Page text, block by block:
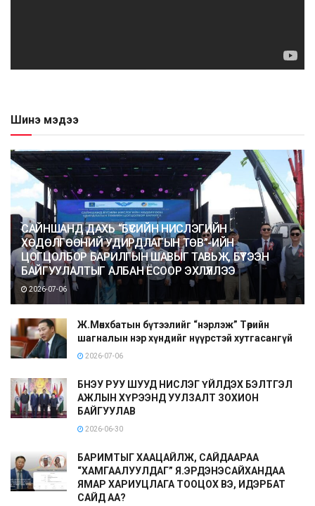
Шинэ мэдээ
САЙНШАНД ДАХЬ “БҮСИЙН НИСЛЭГИЙН
ХӨДӨЛГӨӨНИЙ УДИРДЛАГЫН ТӨВ”-ИЙН
ЦОГЦОЛБОР БАРИЛГЫН ШАВЫГ ТАВЬЖ, БҮТЭЭН
БАЙГУУЛАЛТЫГ АЛБАН ЁСООР ЭХЛҮҮЛЛЭЭ
2026-07-06
Ж.Мөнхбатын бүтээлийг “нэрлэж” Төрийн
шагналын нэр хүндийг нүүрстэй хутгасангүй
2026-07-06
БНЭУ РУУ ШУУД НИСЛЭГ ҮЙЛДЭХ БЭЛТГЭЛ
АЖЛЫН ХҮРЭЭНД УУЛЗАЛТ ЗОХИОН
БАЙГУУЛАВ
2026-06-30
БАРИМТЫГ ХААЦАЙЛЖ, САЙДААРАА
“ХАМГААЛУУЛДАГ” Я.ЭРДЭНЭСАЙХАНДАА
ЯМАР ХАРИУЦЛАГА ТООЦОХ ВЭ, ИДЭРБАТ
САЙД АА?